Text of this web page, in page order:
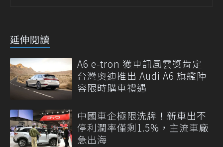
延伸閱讀
A6 e-tron 獲車訊風雲獎肯定
台灣奧迪推出 Audi A6 旗艦陣
容限時購車禮遇
中國車企極限洗牌！新車出不
停利潤率僅剩1.5%，主流車廠
急出海